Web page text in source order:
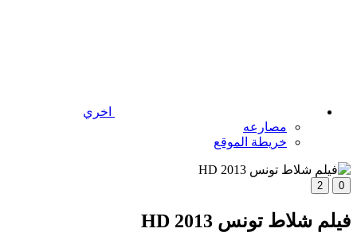
اخري
مصارعه
خريطة الموقع
0
2
فيلم شلاط تونس 2013 HD